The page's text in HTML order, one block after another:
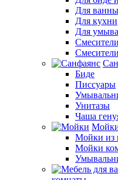
Для
Для кухни
Для
Биде
Писсуары
Унитазы
Чаша
Мойки из
Мойки